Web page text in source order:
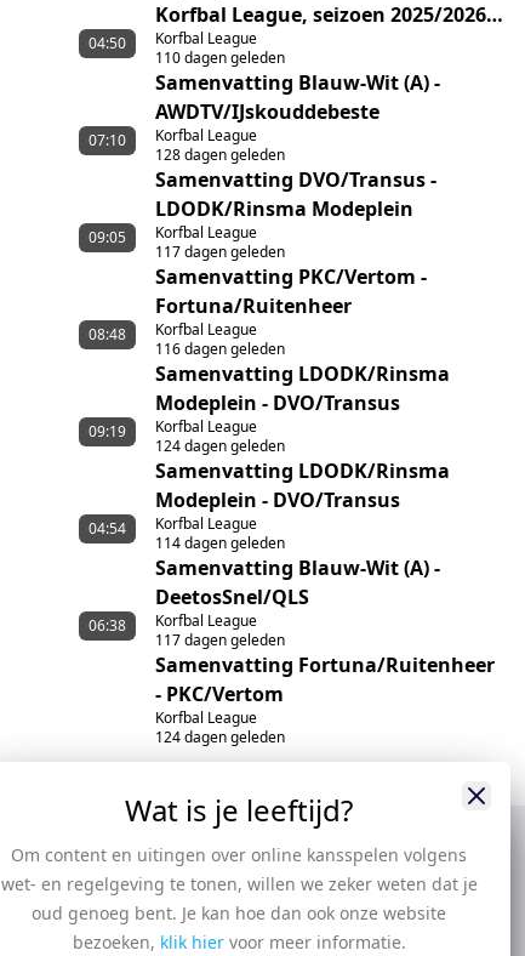
Korfbal League, seizoen 2025/2026,
tussen Fortuna/Ruitenheer en
DVO/Transus
Korfbal League
110 dagen geleden
04:50
Samenvatting Blauw-Wit (A) -
AWDTV/IJskouddebeste
Korfbal League
128 dagen geleden
07:10
Samenvatting DVO/Transus -
LDODK/Rinsma Modeplein
Korfbal League
117 dagen geleden
09:05
Samenvatting PKC/Vertom -
Fortuna/Ruitenheer
Korfbal League
116 dagen geleden
08:48
Samenvatting LDODK/Rinsma
Modeplein - DVO/Transus
Korfbal League
124 dagen geleden
09:19
Samenvatting LDODK/Rinsma
Modeplein - DVO/Transus
Korfbal League
114 dagen geleden
04:54
Samenvatting Blauw-Wit (A) -
DeetosSnel/QLS
Korfbal League
117 dagen geleden
06:38
Samenvatting Fortuna/Ruitenheer
- PKC/Vertom
Korfbal League
124 dagen geleden
Wat is je leeftijd?
Om content en uitingen over online kansspelen volgens
wet- en regelgeving te tonen, willen we zeker weten dat je
oud genoeg bent. Je kan hoe dan ook onze website
bezoeken, klik hier voor meer informatie.